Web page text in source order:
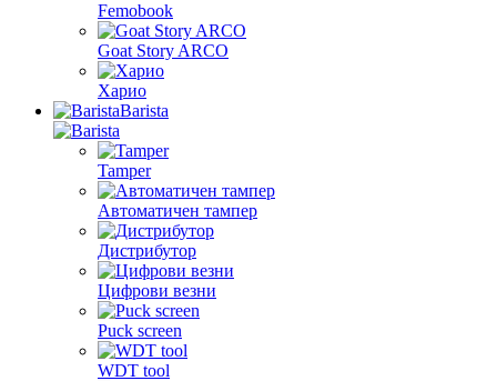
Femobook
Goat Story ARCO
Харио
Barista
Tamper
Автоматичен тампер
Дистрибутор
Цифрови везни
Puck screen
WDT tool